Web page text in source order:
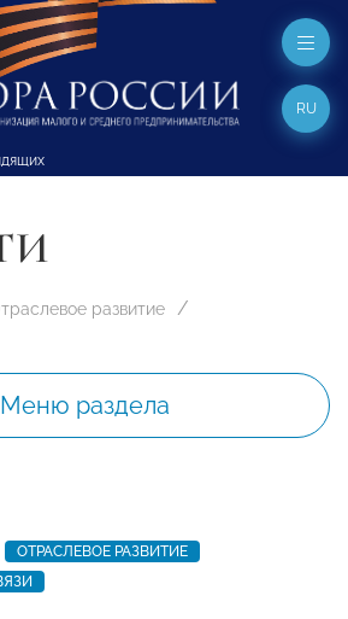
RU
развитие
Меню раздела
ОТРАСЛЕВОЕ РАЗВИТИЕ